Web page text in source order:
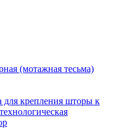
(мотажная тесьма)
для крепления шторы к